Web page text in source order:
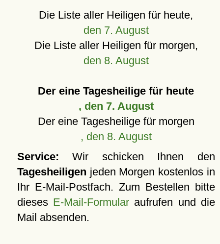
Die Liste aller Heiligen für heute,
den 7. August
Die Liste aller Heiligen für morgen,
den 8. August
Der eine Tagesheilige für heute
, den 7. August
Der eine Tagesheilige für morgen
, den 8. August
Service: Wir schicken Ihnen den
Tagesheiligen jeden Morgen kostenlos in
Ihr E-Mail-Postfach. Zum Bestellen bitte
dieses E-Mail-Formular aufrufen und die
Mail absenden.